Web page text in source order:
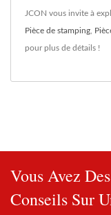
JCON vous invite à
Pièce de stamping
pour plus de détails !
Vous Avez
Conseils Sur